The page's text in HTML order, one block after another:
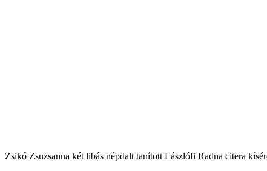
Zsikó Zsuzsanna két libás népdalt tanított Lászlófi Radna citera